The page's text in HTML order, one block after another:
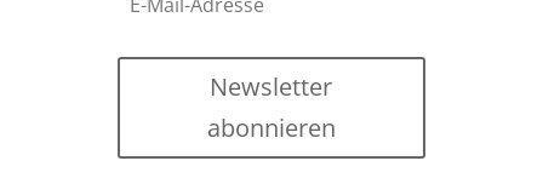
Newsletter
abonnieren